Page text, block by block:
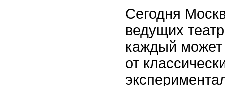
Сегодня
ведущих
каждый может
от